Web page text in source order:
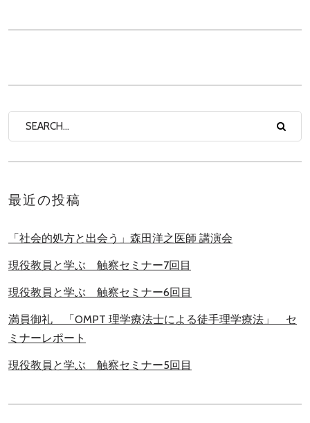
最近の投稿
「社会的処方と出会う」森田洋之医師 講演会
現役教員と学ぶ 触察セミナー7回目
現役教員と学ぶ 触察セミナー6回目
満員御礼 「OMPT 理学療法士による徒手理学療法」 セ
ミナーレポート
現役教員と学ぶ 触察セミナー5回目